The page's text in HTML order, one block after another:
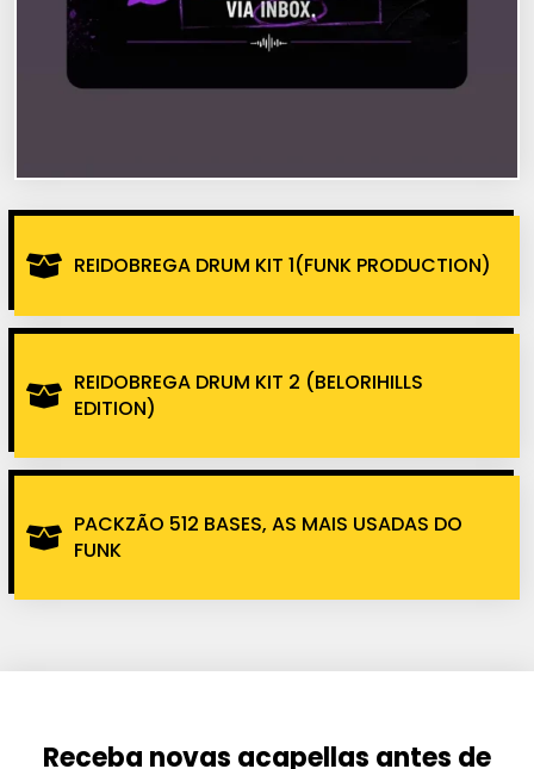
REIDOBREGA DRUM KIT 1(FUNK PRODUCTION)
REIDOBREGA DRUM KIT 2 (BELORIHILLS
EDITION)
PACKZÃO 512 BASES, AS MAIS USADAS DO
FUNK
Receba novas acapellas antes de